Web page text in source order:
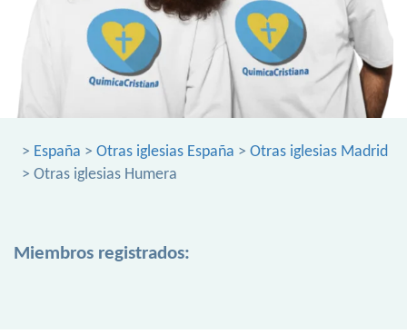
> España > Otras iglesias España > Otras iglesias Madrid
> Otras iglesias Humera
Miembros registrados: